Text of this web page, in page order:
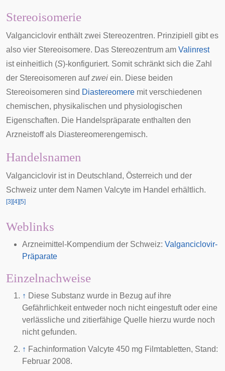
Stereoisomerie
Valganciclovir enthält zwei Stereozentren. Prinzipiell gibt es
also vier Stereoisomere. Das Stereozentrum am Valinrest
ist einheitlich (S)-konfiguriert. Somit schränkt sich die Zahl
der Stereoisomeren aufzwei ein. Diese beiden
Stereoisomeren sind Diastereomere mit verschiedenen
chemischen, physikalischen und physiologischen
Eigenschaften. Die Handelspräparate enthalten den
Arzneistoff als Diastereomerengemisch.
Handelsnamen
Valganciclovir ist in Deutschland, Österreich und der
Schweiz unter dem Namen Valcyte im Handel erhältlich.
[3] [4] [5]
Weblinks
Arzneimittel-Kompendium der Schweiz: Valganciclovir-
Präparate
Einzelnachweise
↑ Diese Substanz wurde in Bezug auf ihre
Gefährlichkeit entweder noch nicht eingestuft oder eine
verlässliche und zitierfähige Quelle hierzu wurde noch
nicht gefunden.
↑ Fachinformation Valcyte 450 mg Filmtabletten, Stand:
Februar 2008.